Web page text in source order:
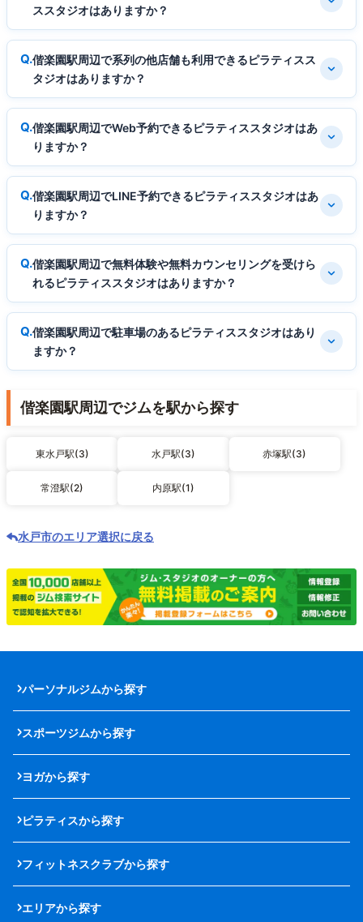
ススタジオはありますか？
偕楽園駅周辺で系列の他店舗も利用できるピラティスス
タジオはありますか？
偕楽園駅周辺でWeb予約できるピラティススタジオはあ
りますか？
偕楽園駅周辺でLINE予約できるピラティススタジオはあ
りますか？
偕楽園駅周辺で無料体験や無料カウンセリングを受けら
れるピラティススタジオはありますか？
偕楽園駅周辺で駐車場のあるピラティススタジオはあり
ますか？
偕楽園駅周辺でジムを駅から探す
東水戸駅(3) 水戸駅(3) 赤塚駅(3)
常澄駅(2) 内原駅(1)
水戸市のエリア選択に戻る
パーソナルジムから探す
スポーツジムから探す
ヨガから探す
ピラティスから探す
フィットネスクラブから探す
エリアから探す